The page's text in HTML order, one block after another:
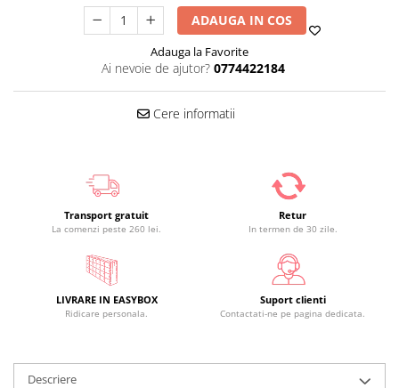
ADAUGA IN COS
Adauga la Favorite
Ai nevoie de ajutor? 0774422184
Cere informatii
Transport gratuit
La comenzi peste 260 lei.
Retur
In termen de 30 zile.
LIVRARE IN EASYBOX
Ridicare personala.
Suport clienti
Contactati-ne pe pagina dedicata.
Descriere